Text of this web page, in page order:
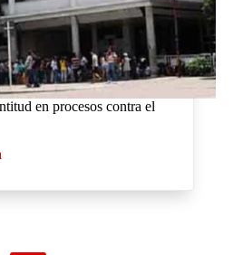
en procesos contra el